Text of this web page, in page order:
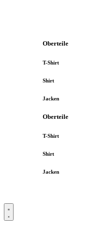
Oberteile
T-Shirt
Shirt
Jacken
Oberteile
T-Shirt
Shirt
Jacken